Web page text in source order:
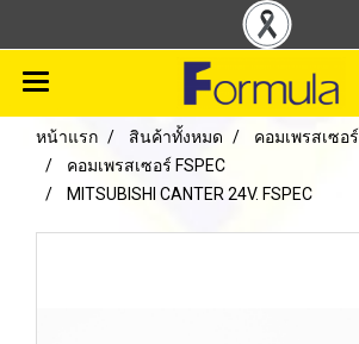
หน้าแรก สินค้าทั้งหมด
คอมเพรสเซอร์
คอมเพรสเซอร์ FSPEC
MITSUBISHI CANTER 24V. FSPEC